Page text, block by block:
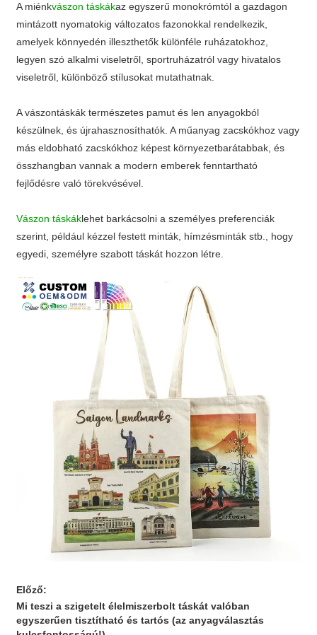
A miénkvászon táskákaz egyszerű monokrómtól a gazdagon
mintázott nyomatokig változatos fazonokkal rendelkezik,
amelyek könnyedén illeszthetők különféle ruházatokhoz,
legyen szó alkalmi viseletről, sportruházatról vagy hivatalos
viseletről, különböző stílusokat mutathatnak.
A vászontáskák természetes pamut és len anyagokból
készülnek, és újrahasznosíthatók. A műanyag zacskókhoz vagy
más eldobható zacskókhoz képest környezetbarátabbak, és
összhangban vannak a modern emberek fenntartható
fejlődésre való törekvésével.
Vászon táskáklehet barkácsolni a személyes preferenciák
szerint, például kézzel festett minták, hímzésminták stb., hogy
egyedi, személyre szabott táskát hozzon létre.
Előző:
Mi teszi a szigetelt élelmiszerbolt táskát valóban
egyszerűen tisztítható és tartós (az anyagválasztás